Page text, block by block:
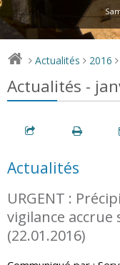
> Actualités > 2016 >
Actualités -
Actualités
URGENT :
vigilance accrue
(22.01.2016)